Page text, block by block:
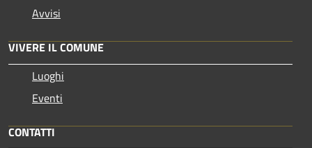
Avvisi
VIVERE IL COMUNE
Luoghi
Eventi
CONTATTI